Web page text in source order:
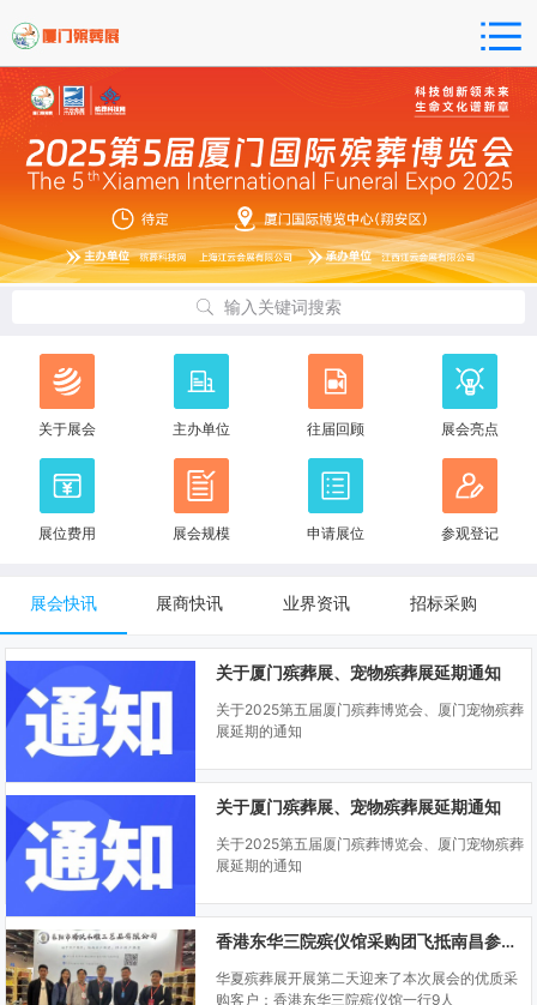
输入关键词搜索
关于展会 主办单位 往届回顾 展会亮点
展位费用 展会规模 申请展位 参观登记
展会快讯 展商快讯 业界资讯 招标采购
关于厦门殡葬展、宠物殡葬展延期通知
关于2025第五届厦门殡葬博览会、厦门宠物殡葬
展延期的通知
关于厦门殡葬展、宠物殡葬展延期通知
关于2025第五届厦门殡葬博览会、厦门宠物殡葬
展延期的通知
香港东华三院殡仪馆采购团飞抵南昌参观华夏殡葬展
华夏殡葬展开展第二天迎来了本次展会的优质采
购客户：香港东华三院殡仪馆一行9人